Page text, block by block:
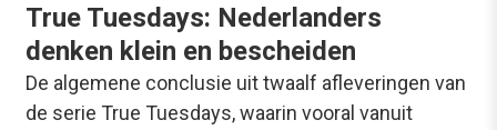
True Tuesdays: Nederlanders
denken klein en bescheiden
De algemene conclusie uit twaalf afleveringen van
de serie True Tuesdays, waarin vooral vanuit